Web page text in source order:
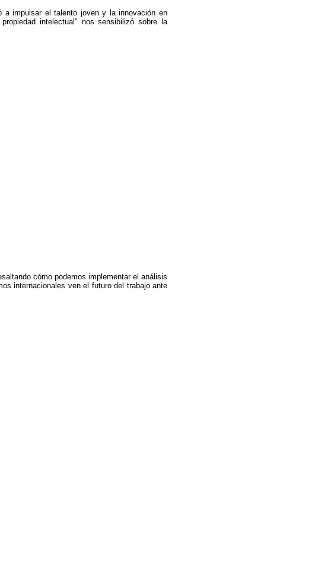
a impulsar el talento joven y la innovación en
intelectual" nos sensibilizó sobre la
cómo podemos implementar el análisis
internacionales ven el futuro del trabajo ante